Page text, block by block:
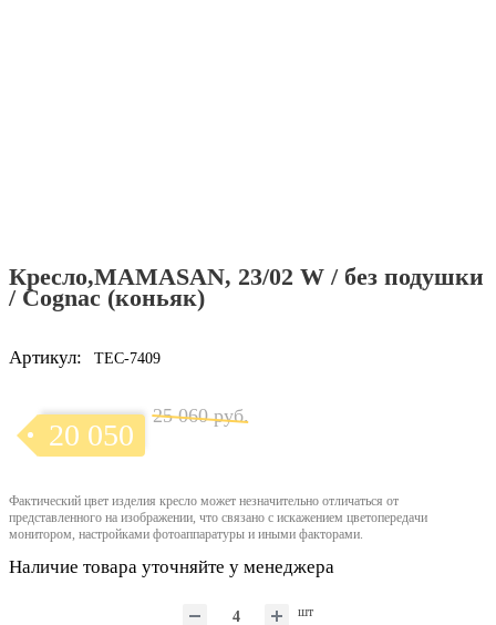
Кресло,MAMASAN, 23/02 W / без подушки
/ Cognac (коньяк)
Артикул: TEC-7409
20 050
25 060 руб.
Фактический цвет изделия кресло может незначительно отличаться от
представленного на изображении, что связано с искажением цветопередачи
монитором, настройками фотоаппаратуры и иными факторами.
Наличие товара уточняйте у менеджера
шт